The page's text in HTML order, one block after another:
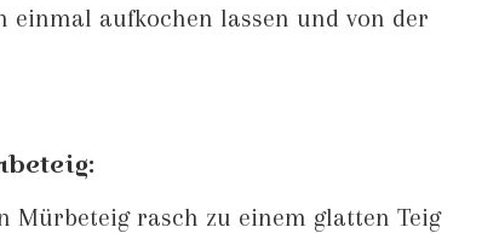
einmal aufkochen lassen und von der
Mürbeteig rasch zu einem glatten Teig